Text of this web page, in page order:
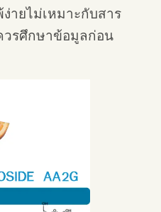
ายไม่เหมาะกับสาร
วรศึกษาข้อมูลก่อน